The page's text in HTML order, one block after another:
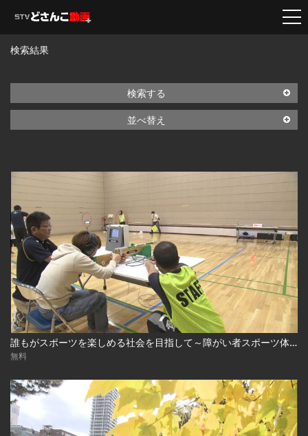
検索結果
検索する
並べ替え
誰もがスポーツを楽しめる社会を目指して～障がい者スポーツ体験会～
無料